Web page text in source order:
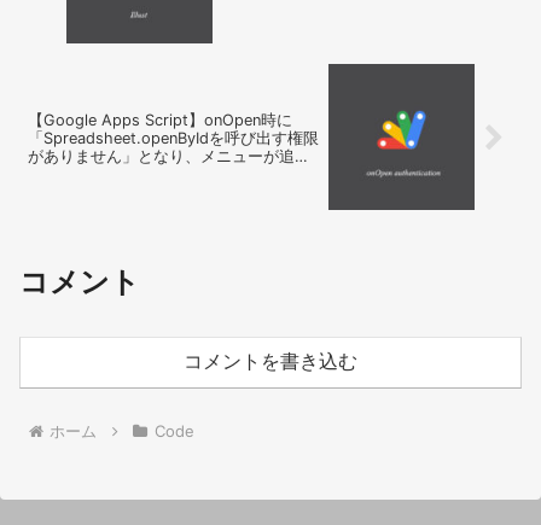
【Google Apps Script】onOpen時に
「Spreadsheet.openByIdを呼び出す権限
がありません」となり、メニューが追加
コメント
コメントを書き込む
ホーム Code